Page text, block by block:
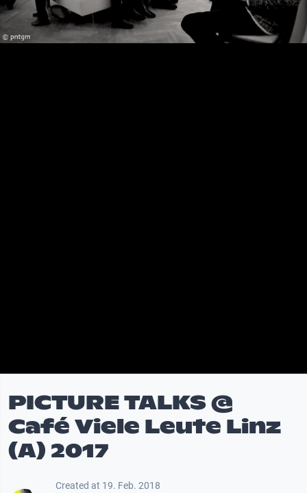
PICTURE TALKS @
Café Viele Leute Linz
(A) 2017
Created at 19. Feb. 2018